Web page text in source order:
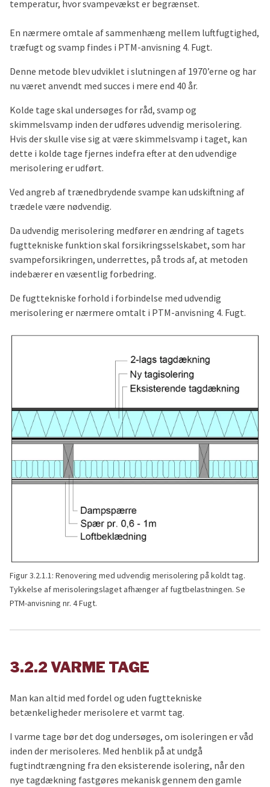
temperatur, hvor svampevækst er begrænset.
En nærmere omtale af sammenhæng mellem luftfugtighed,
træfugt og svamp findes i PTM-anvisning 4. Fugt.
Denne metode blev udviklet i slutningen af 1970’erne og har
nu været anvendt med succes i mere end 40 år.
Kolde tage skal undersøges for råd, svamp og
skimmelsvamp inden der udføres udvendig merisolering.
Hvis der skulle vise sig at være skimmelsvamp i taget, kan
dette i kolde tage fjernes indefra efter at den udvendige
merisolering er udført.
Ved angreb af trænedbrydende svampe kan udskiftning af
trædele være nødvendig.
Da udvendig merisolering medfører en ændring af tagets
fugttekniske funktion skal forsikringsselskabet, som har
svampeforsikringen, underrettes, på trods af, at metoden
indebærer en væsentlig forbedring.
De fugttekniske forhold i forbindelse med udvendig
merisolering er nærmere omtalt i PTM-anvisning 4. Fugt.
Figur 3.2.1.1: Renovering med udvendig merisolering på koldt tag.
Tykkelse af merisoleringslaget afhænger af fugtbelastningen. Se
PTM-anvisning nr. 4 Fugt.
3.2.2 VARME TAGE
Man kan altid med fordel og uden fugttekniske
betænkeligheder merisolere et varmt tag.
I varme tage bør det dog undersøges, om isoleringen er våd
inden der merisoleres. Med henblik på at undgå
fugtindtrængning fra den eksisterende isolering, når den
nye tagdækning fastgøres mekanisk gennem den gamle